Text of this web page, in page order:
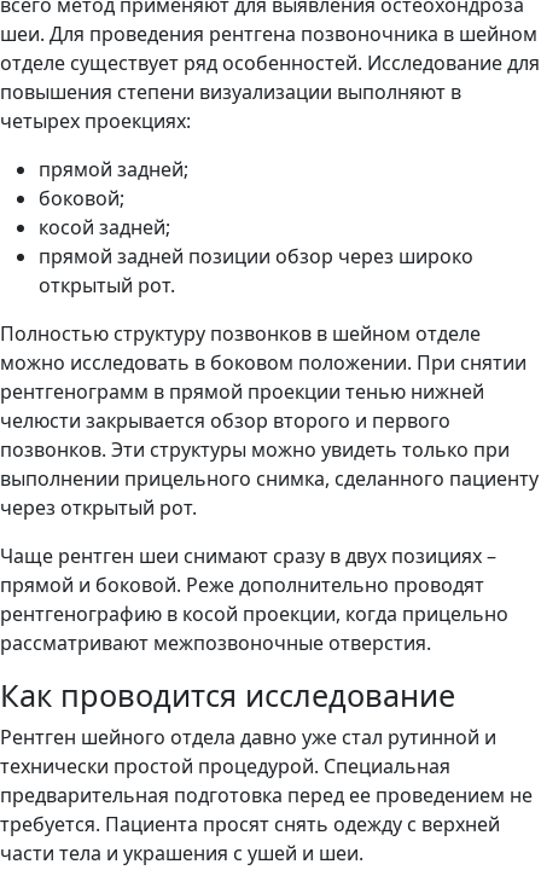
шеи. Для проведения рентгена позвоночника в шейном
отделе существует ряд особенностей. Исследование для
повышения степени визуализации выполняют в
четырех проекциях:
прямой задней;
боковой;
косой задней;
прямой задней позиции обзор через широко
открытый рот.
Полностью структуру позвонков в шейном отделе
можно исследовать в боковом положении. При снятии
рентгенограмм в прямой проекции тенью нижней
челюсти закрывается обзор второго и первого
позвонков. Эти структуры можно увидеть только при
выполнении прицельного снимка, сделанного пациенту
через открытый рот.
Чаще рентген шеи снимают сразу в двух позициях –
прямой и боковой. Реже дополнительно проводят
рентгенографию в косой проекции, когда прицельно
рассматривают межпозвоночные отверстия.
Как проводится исследование
Рентген шейного отдела давно уже стал рутинной и
технически простой процедурой. Специальная
предварительная подготовка перед ее проведением не
требуется. Пациента просят снять одежду с верхней
части тела и украшения с ушей и шеи.